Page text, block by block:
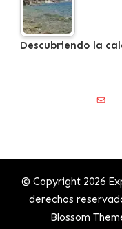
Descubriendo la
© Copyright 2026
derechos
Blossom